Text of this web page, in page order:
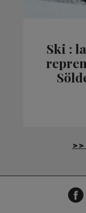
Ski :
>>